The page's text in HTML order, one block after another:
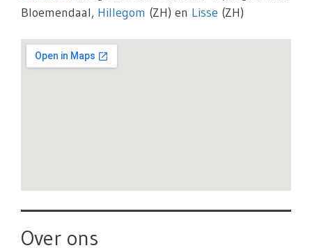
Bloemendaal, Hillegom (ZH) en Lisse (ZH)
Over ons